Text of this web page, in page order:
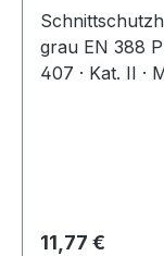
grau EN 388
407 · Kat. II ·
Regulärer
11,77 €